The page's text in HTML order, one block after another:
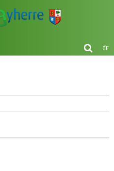
fr